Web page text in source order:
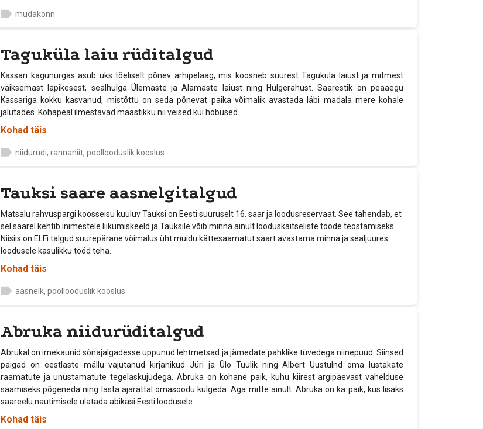
mudakonn
Taguküla laiu rüditalgud
Kassari kagunurgas asub üks tõeliselt põnev arhipelaag, mis koosneb suurest Taguküla laiust ja mitmest
väiksemast lapikesest, sealhulga Ülemaste ja Alamaste laiust ning Hülgerahust. Saarestik on peaaegu
Kassariga kokku kasvanud, mistõttu on seda põnevat paika võimalik avastada läbi madala mere kohale
jalutades. Kohapeal ilmestavad maastikku nii veised kui hobused.
Kohad täis
niidurüdi, rannaniit, poollooduslik kooslus
Tauksi saare aasnelgitalgud
Matsalu rahvuspargi koosseisu kuuluv Tauksi on Eesti suuruselt 16. saar ja loodusreservaat. See tähendab, et
sel saarel kehtib inimestele liikumiskeeld ja Tauksile võib minna ainult looduskaitseliste tööde teostamiseks.
Niisiis on ELFi talgud suurepärane võimalus üht muidu kättesaamatut saart avastama minna ja sealjuures
loodusele kasulikku tööd teha.
Kohad täis
aasnelk, poollooduslik kooslus
Abruka niidurüditalgud
Abrukal on imekaunid sõnajalgadesse uppunud lehtmetsad ja jämedate pahklike tüvedega niinepuud. Siinsed
paigad on eestlaste mällu vajutanud kirjanikud Jüri ja Ülo Tuulik ning Albert Uustulnd oma lustakate
raamatute ja unustamatute tegelaskujudega. Abruka on kohane paik, kuhu kiirest argipäevast vahelduse
saamiseks põgeneda ning lasta ajarattal omasoodu kulgeda. Aga mitte ainult. Abruka on ka paik, kus lisaks
saareelu nautimisele ulatada abikäsi Eesti loodusele.
Kohad täis